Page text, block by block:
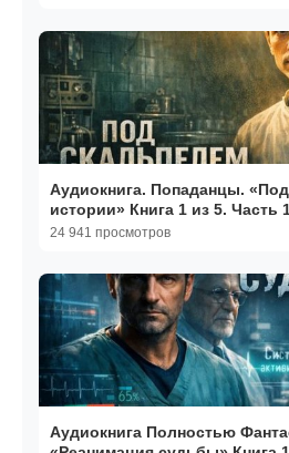
Аудиокнига. Попаданцы.
истории» Книга 1 из 5. Часть
24 941 просмотров
Аудиокнига Полностью